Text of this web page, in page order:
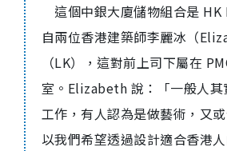
這個中銀大廈儲物組合是
自兩位香港建築師李麗冰（
（LK），這對前上司下屬在
室。Elizabeth 說：「一般人其
工作，有人認為是做藝術，又
以我們希望透過設計適合香港